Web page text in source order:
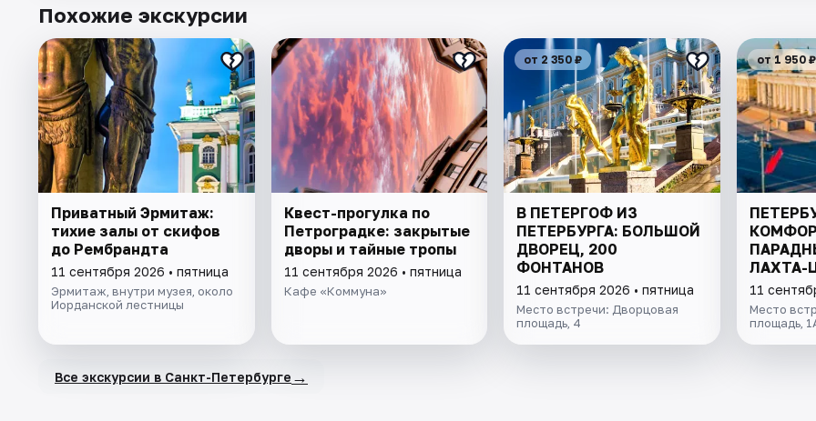
Похожие экскурсии
Приватный Эрмитаж:
тихие залы от скифов
до Рембрандта
11 сентября 2026 • пятница
Эрмитаж, внутри музея, около
Иорданской лестницы
Квест-прогулка по
Петроградке: закрытые
дворы и тайные тропы
11 сентября 2026 • пятница
Кафе «Коммуна»
от 2 350 ₽
В ПЕТЕРГОФ ИЗ
ПЕТЕРБУРГА: БОЛЬШОЙ
ДВОРЕЦ, 200
ФОНТАНОВ
11 сентября 2026 • пятница
Место встречи: Дворцовая
площадь, 4
от 1 950 ₽
ЛАХТА-
11
Место
площадь,
Все экскурсии в Санкт-Петербурге →